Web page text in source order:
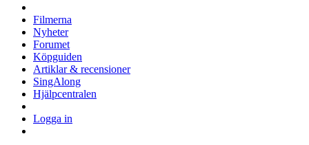
Filmerna
Nyheter
Forumet
Köpguiden
Artiklar & recensioner
SingAlong
Hjälpcentralen
Logga in